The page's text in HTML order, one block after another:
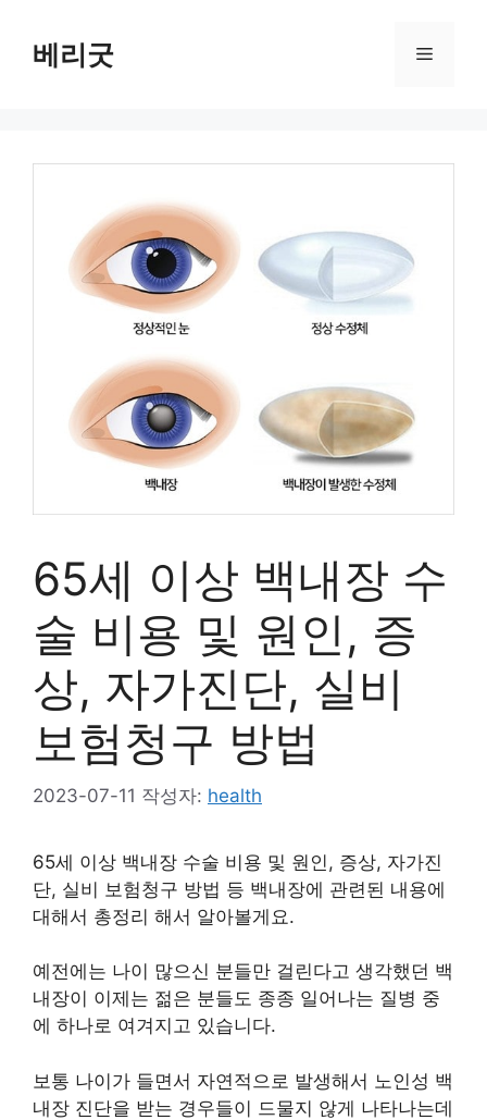
베리굿 메
65세 이상 백내장 수
술 비용 및 원인, 증
상, 자가진단, 실비
보험청구 방법
2023-07-11 작성자: health
65세 이상 백내장 수술 비용 및 원인, 증상, 자가진
단, 실비 보험청구 방법 등 백내장에 관련된 내용에
대해서 총정리 해서 알아볼게요.
예전에는 나이 많으신 분들만 걸린다고 생각했던 백
내장이 이제는 젊은 분들도 종종 일어나는 질병 중
에 하나로 여겨지고 있습니다.
보통 나이가 들면서 자연적으로 발생해서 노인성 백
내장 진단을 받는 경우들이 드물지 않게 나타나는데